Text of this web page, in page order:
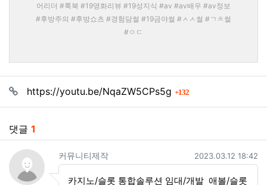
어리더 #룩북 #19영화리뷰 #19성지식 #av #av배우 #av정보
#후방주의 #후방쇼츠 #경험담썰 #19금야썰 #ㅅㅅ썰 #ㄱㅊ썰
#ㅇㄷ
관련자료
https://youtu.be/NqaZW5CPs5g 132회 연결
댓글 1
커뮤니티제작님의 댓글
커뮤니티제작 작성일
2023.03.12 18:42
카지노/슬롯 통합솔루션 임대/개발 애볼/슬롯